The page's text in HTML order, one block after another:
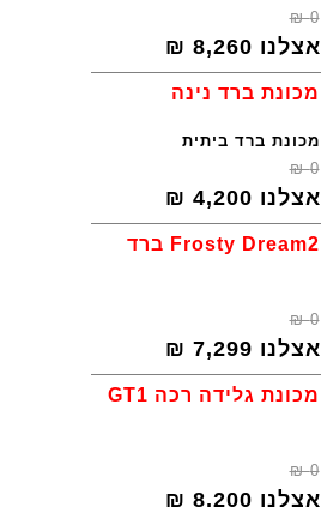
0
₪
אצלנו 8,260
₪
מכונת ברד נינה
מכונת ברד ביתית
0
₪
אצלנו 4,200
₪
Frosty Dream2 ברד
0
₪
אצלנו 7,299
₪
מכונת גלידה רכה GT1
0
₪
אצלנו 8,200
₪